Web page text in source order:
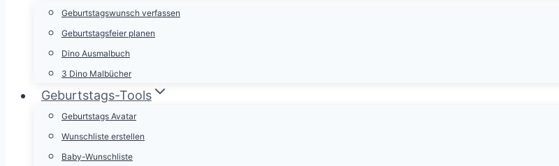
Geburtstagswunsch verfassen
Geburtstagsfeier planen
Dino Ausmalbuch
3 Dino Malbücher
Geburtstags-Tools
Geburtstags Avatar
Wunschliste erstellen
Baby-Wunschliste